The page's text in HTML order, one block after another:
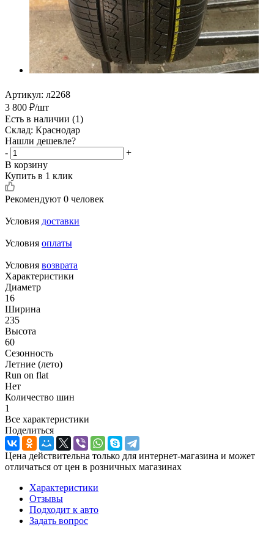
Артикул: л2268
3 800 ₽/шт
Есть в наличии (1)
Склад: Краснодар
Нашли дешевле?
-
+
В корзину
Купить в 1 клик
Рекомендуют 0 человек
Условия доставки
Условия оплаты
Условия возврата
Характеристики
Диаметр
16
Ширина
235
Высота
60
Сезонность
Летние (лето)
Run on flat
Нет
Количество шин
1
Все характеристики
Поделиться
Цена действительна только для интернет-магазина и может
отличаться от цен в розничных магазинах
Характеристики
Отзывы
Подходит к авто
Задать вопрос